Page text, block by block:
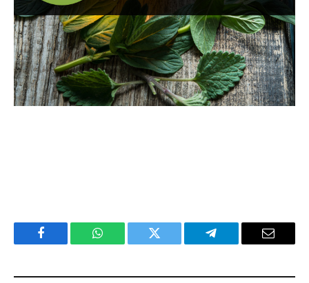
Facebook WhatsApp Twitter Telegram Email